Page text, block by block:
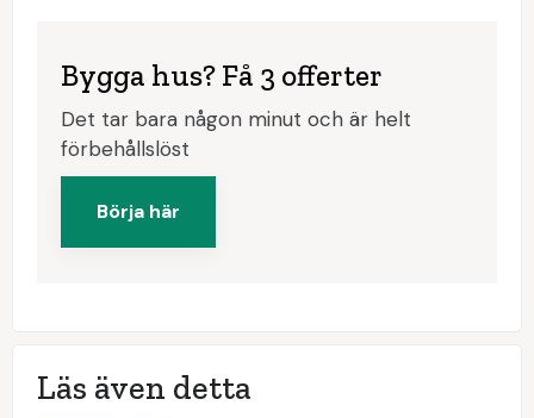
Bygga hus? Få 3 offerter
Det tar bara någon minut och är helt
förbehållslöst
Börja här
Läs även detta